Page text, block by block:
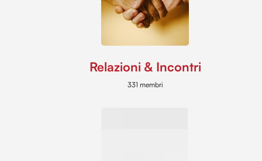
Relazioni & Incontri
331 membri